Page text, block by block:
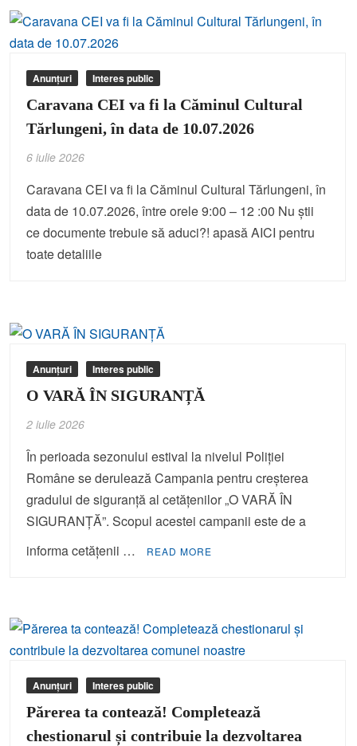
Anunțuri Interes public
Caravana CEI va fi la Căminul Cultural
Tărlungeni, în data de 10.07.2026
6 iulie 2026
Caravana CEI va fi la Căminul Cultural Tărlungeni, în
data de 10.07.2026, între orele 9:00 – 12 :00 Nu știi
ce documente trebuie să aduci?! apasă AICI pentru
toate detaliile
Anunțuri Interes public
O VARĂ ÎN SIGURANȚĂ
2 iulie 2026
În perioada sezonului estival la nivelul Poliției
Române se derulează Campania pentru creșterea
gradului de siguranță al cetățenilor „O VARĂ ÎN
SIGURANȚĂ”. Scopul acestei campanii este de a
informa cetățenii …
READ MORE
Anunțuri Interes public
Părerea ta contează! Completează
chestionarul și contribuie la dezvoltarea